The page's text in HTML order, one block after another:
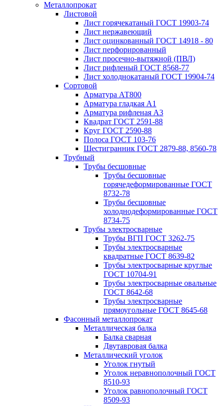
Металлопрокат
Листовой
Лист горячекатаный ГОСТ 19903-74
Лист нержавеющий
Лист оцинкованный ГОСТ 14918 - 80
Лист перфорированный
Лист просечно-вытяжной (ПВЛ)
Лист рифленый ГОСТ 8568-77
Лист холоднокатаный ГОСТ 19904-74
Сортовой
Арматура АТ800
Арматура гладкая А1
Арматура рифленая А3
Квадрат ГОСТ 2591-88
Круг ГОСТ 2590-88
Полоса ГОСТ 103-76
Шестигранник ГОСТ 2879-88, 8560-78
Трубный
Трубы бесшовные
Трубы бесшовные
горячедеформированные ГОСТ
8732-78
Трубы бесшовные
холоднодеформированные ГОСТ
8734-75
Трубы электросварные
Трубы ВГП ГОСТ 3262-75
Трубы электросварные
квадратные ГОСТ 8639-82
Трубы электросварные круглые
ГОСТ 10704-91
Трубы электросварные овальные
ГОСТ 8642-68
Трубы электросварные
прямоугольные ГОСТ 8645-68
Фасонный металлопрокат
Металлическая балка
Балка сварная
Двутавровая балка
Металлический уголок
Уголок гнутый
Уголок неравнополочный ГОСТ
8510-93
Уголок равнополочный ГОСТ
8509-93